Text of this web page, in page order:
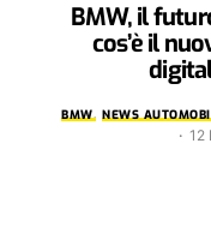
BMW, il
cos’è il
BMW NEWS
12